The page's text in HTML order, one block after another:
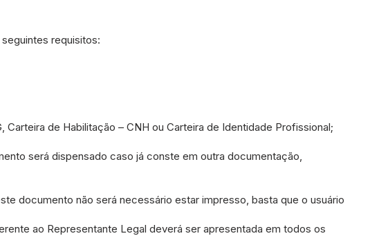
requisitos:
de Habilitação – CNH ou Carteira de Identidade Profissional;
será dispensado caso já conste em outra documentação,
documento não será necessário estar impresso, basta que o usuário
ao Representante Legal deverá ser apresentada em todos os